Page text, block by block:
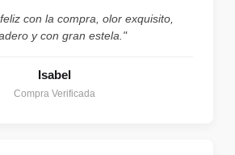
con la compra, olor exquisito,
y con gran estela."
Isabel
Compra Verificada